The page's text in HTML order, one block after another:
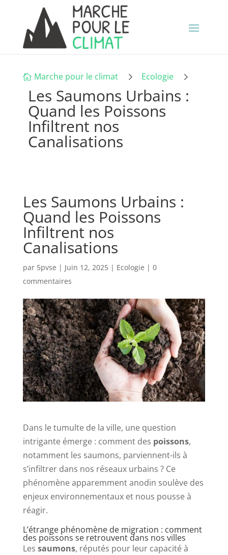
 Marche pour le climat 5 Ecologie 5
Les Saumons Urbains :
Quand les Poissons
Infiltrent nos
Canalisations
Les Saumons Urbains :
Quand les Poissons
Infiltrent nos
Canalisations
par 5pvse | Juin 12, 2025| Ecologie | 0
commentaires
Dans le tumulte de la ville, une question
intrigante émerge : comment des poissons,
notamment les saumons, parviennent-ils à
s’infiltrer dans nos réseaux urbains ? Ce
phénomène apparemment anodin soulève des
enjeux environnementaux et nous pousse à
réagir.
L’étrange phénomène de migration : comment
des poissons se retrouvent dans nos villes
Les saumons, réputés pour leur capacité à